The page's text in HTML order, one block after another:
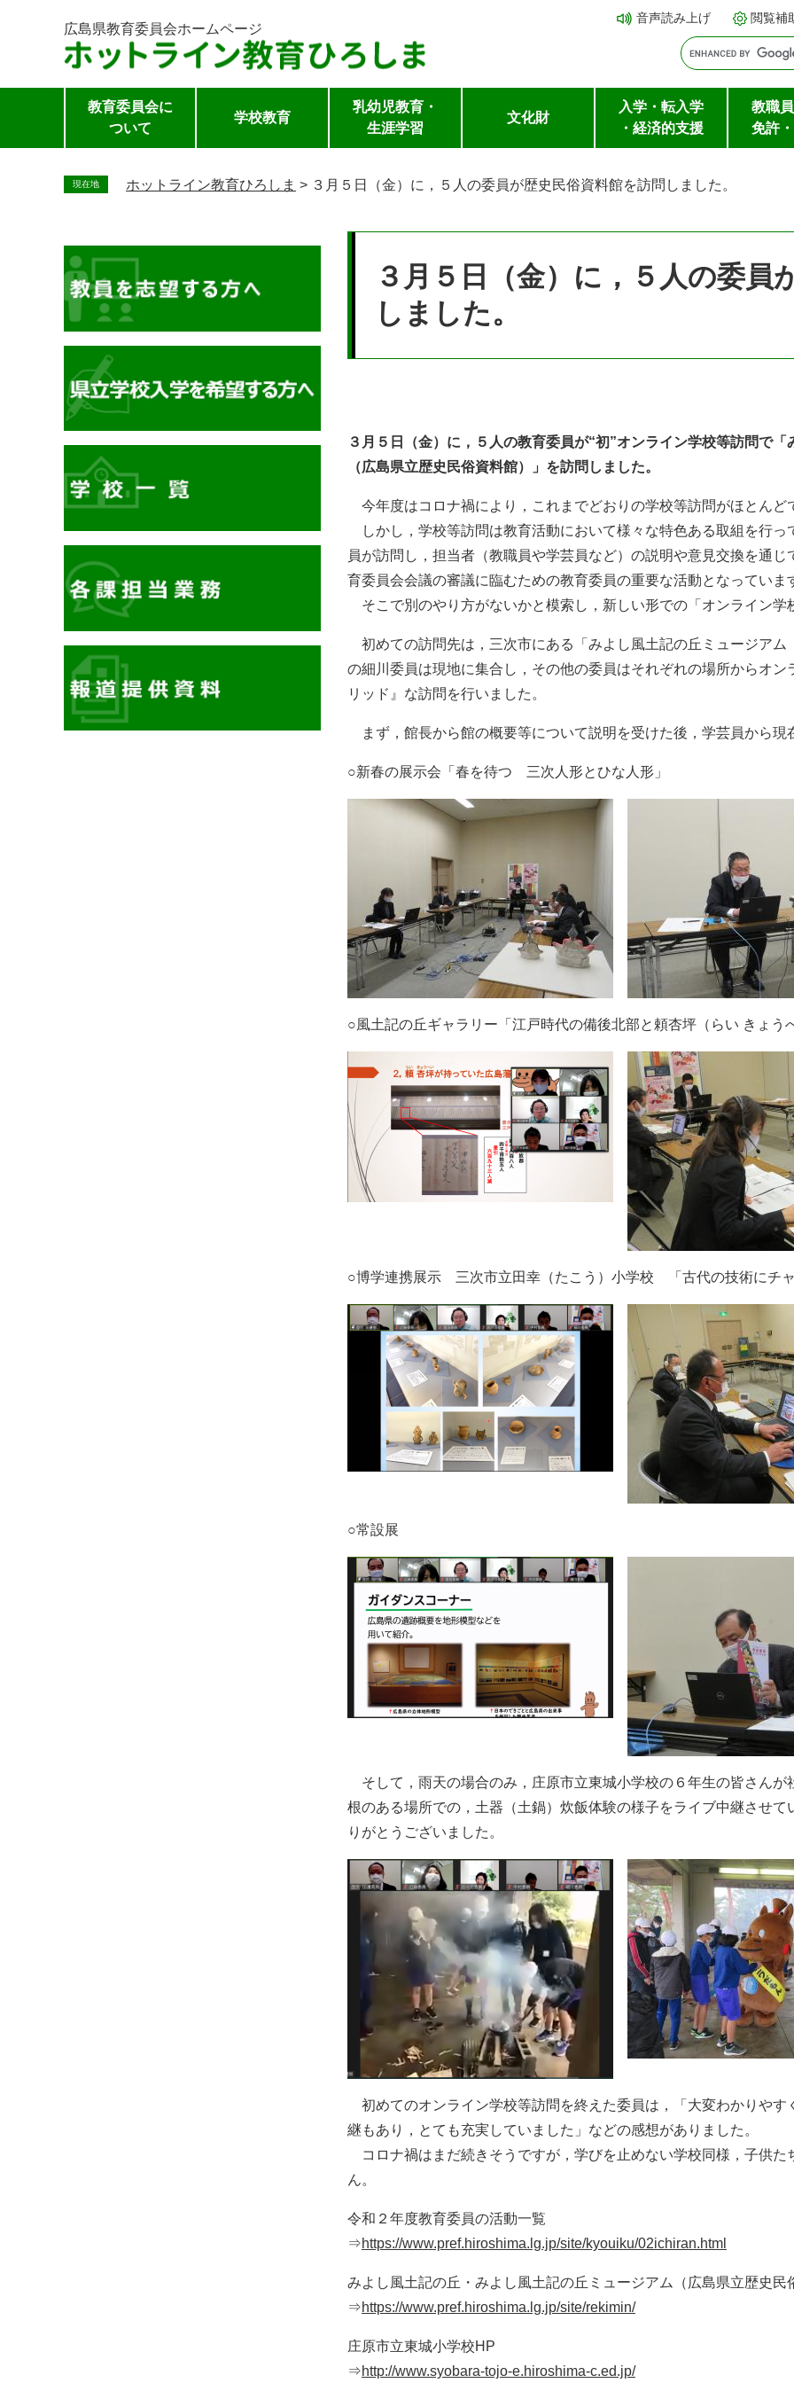
ー
し
広島県教育委員会ホームページ
音声読み上げ 閲覧補
教育委員会に
ついて
学校教育
乳幼児教育・
生涯学習
文化財
入学・転入学
・経済的支援
教職
免許
現在地 ホットライン教育ひろしま > ３月５日（金）に，５人の委員が歴史民俗資料館を訪問しました。
３月５日（金）に，５人の委員
しました。
３月５日（金）に，５人の教育委員が“初”オンライン学校等訪問で
（広島県立歴史民俗資料館）」を訪問しました。
今年度はコロナ禍により，これまでどおりの学校等訪問がほとんど
しかし，学校等訪問は教育活動において様々な特色ある取組を行
員が訪問し，担当者（教職員や学芸員など）の説明や意見交換を通
育委員会会議の審議に臨むための教育委員の重要な活動となっていま
そこで別のやり方がないかと模索し，新しい形での「オンライン学
初めての訪問先は，三次市にある「みよし風土記の丘ミュージア
の細川委員は現地に集合し，その他の委員はそれぞれの場所からオ
リッド』な訪問を行いました。
まず，館長から館の概要等について説明を受けた後，学芸員から現
○新春の展示会「春を待つ 三次人形とひな人形」
○風土記の丘ギャラリー「江戸時代の備後北部と頼杏坪（らい きょう
○博学連携展示 三次市立田幸（たこう）小学校 「古代の技術にチ
○常設展
そして，雨天の場合のみ，庄原市立東城小学校の６年生の皆さん
根のある場所での，土器（土鍋）炊飯体験の様子をライブ中継させ
りがとうございました。
初めてのオンライン学校等訪問を終えた委員は，「大変わかりや
継もあり，とても充実していました」などの感想がありました。
コロナ禍はまだ続きそうですが，学びを止めない学校同様，子供
ん。
令和２年度教育委員の活動一覧
⇒https://www.pref.hiroshima.lg.jp/site/kyouiku/02ichiran.html
みよし風土記の丘・みよし風土記の丘ミュージアム（広島県立歴史民
⇒https://www.pref.hiroshima.lg.jp/site/rekimin/
庄原市立東城小学校HP
⇒http://www.syobara-tojo-e.hiroshima-c.ed.jp/